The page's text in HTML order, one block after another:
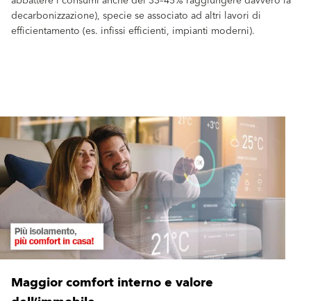
decarbonizzazione), specie se associato ad altri lavori di
efficientamento (es. infissi efficienti, impianti moderni).
Maggior comfort interno e valore